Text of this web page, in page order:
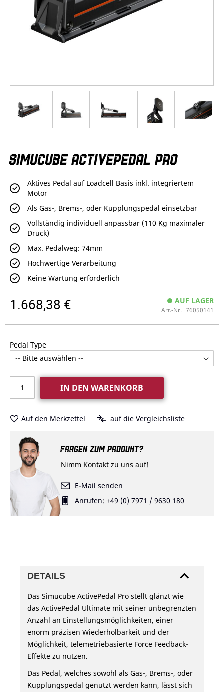
SIMUCUBE ACTIVEPEDAL PRO
Aktives Pedal auf Loadcell Basis inkl. integriertem
Motor
Als Gas-, Brems-, oder Kupplungspedal einsetzbar
Vollständig individuell anpassbar (110 Kg maximaler
Druck)
Max. Pedalweg: 74mm
Hochwertige Verarbeitung
Keine Wartung erforderlich
1.668,38 € AUF LAGER
Art.-Nr. 76050141
Pedal Type
IN DEN WARENKORB
Auf den Merkzettel auf die Vergleichsliste
Anfang
der
springen
FRAGEN ZUM PRODUKT?
Nimm Kontakt zu uns auf!
E-Mail senden
Anrufen: +49 (0) 7971 / 9630 180
DETAILS
Das Simucube ActivePedal Pro stellt glänzt wie
das ActivePedal Ultimate mit seiner unbegrenzten
Anzahl an Einstellungsmöglichkeiten, einer
enorm präzisen Wiederholbarkeit und der
Möglichkeit, telemetriebasierte Force Feedback-
Effekte zu nutzen.
Das Pedal, welches sowohl als Gas-, Brems-, oder
Kupplungspedal genutzt werden kann, lässt sich